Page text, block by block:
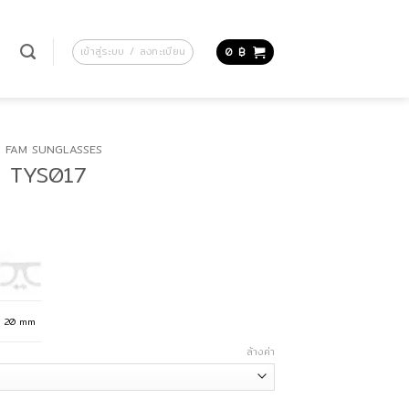
เข้าสู่ระบบ / ลงทะเบียน 0 ฿
FAM SUNGLASSES
20 mm
ล้างค่า